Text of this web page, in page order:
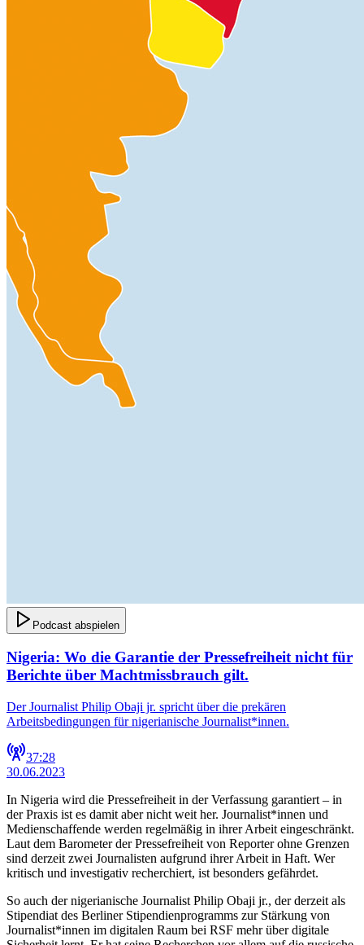
Podcast abspielen
Nigeria: Wo die Garantie der Pressefreiheit nicht für
Berichte über Machtmissbrauch gilt.
Der Journalist Philip Obaji jr. spricht über die prekären
Arbeitsbedingungen für nigerianische Journalist*innen.
37:28
30.06.2023
In Nigeria wird die Pressefreiheit in der Verfassung garantiert – in
der Praxis ist es damit aber nicht weit her. Journalist*innen und
Medienschaffende werden regelmäßig in ihrer Arbeit eingeschränkt.
Laut dem Barometer der Pressefreiheit von Reporter ohne Grenzen
sind derzeit zwei Journalisten aufgrund ihrer Arbeit in Haft. Wer
kritisch und investigativ recherchiert, ist besonders gefährdet.
So auch der nigerianische Journalist Philip Obaji jr., der derzeit als
Stipendiat des Berliner Stipendienprogramms zur Stärkung von
Journalist*innen im digitalen Raum bei RSF mehr über digitale